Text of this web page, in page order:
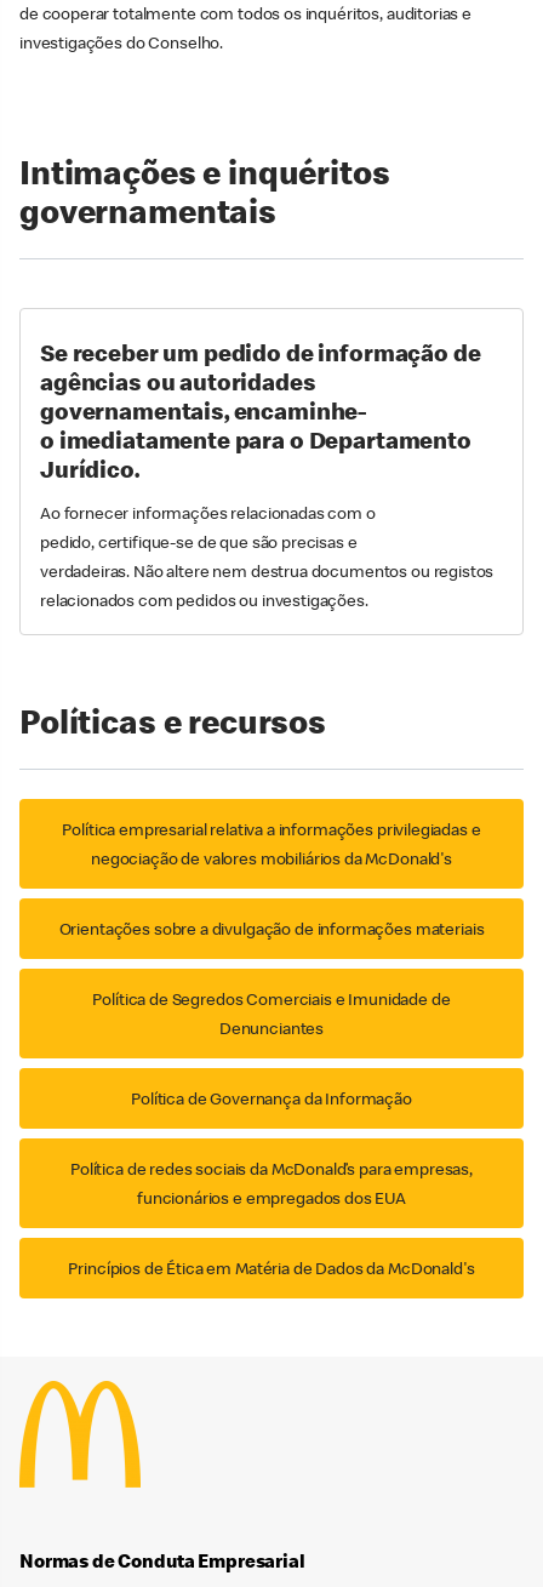
de cooperar totalmente com todos os inquéritos, auditorias e
investigações do Conselho.
Intimações e inquéritos
governamentais
Se receber um pedido de informação de
agências ou autoridades
governamentais, encaminhe-
o imediatamente para o Departamento
Jurídico.
Ao fornecer informações relacionadas com o
pedido, certifique-se de que são precisas e
verdadeiras. Não altere nem destrua documentos ou registos
relacionados com pedidos ou investigações.
Políticas e recursos
Política empresarial relativa a informações privilegiadas e
negociação de valores mobiliários da McDonald's
Orientações sobre a divulgação de informações materiais
Política de Segredos Comerciais e Imunidade de
Denunciantes
Política de Governança da Informação
Política de redes sociais da McDonald’s para empresas,
funcionários e empregados dos EUA
Princípios de Ética em Matéria de Dados da McDonald's
Normas de Conduta Empresarial